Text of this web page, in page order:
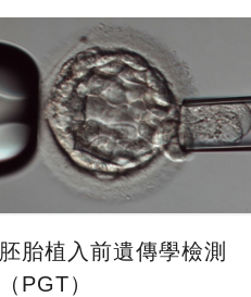
胚胎植入前遺傳學檢測
（PGT）